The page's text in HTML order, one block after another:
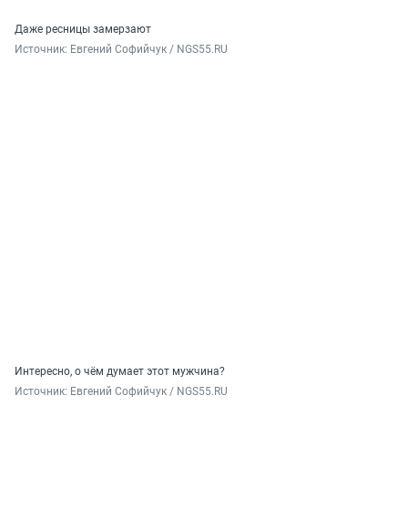
Даже ресницы замерзают
Источник: Евгений Софийчук / NGS55.RU
Интересно, о чём думает этот мужчина?
Источник: Евгений Софийчук / NGS55.RU